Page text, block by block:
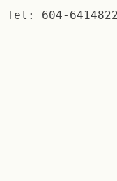
Tel: 604-